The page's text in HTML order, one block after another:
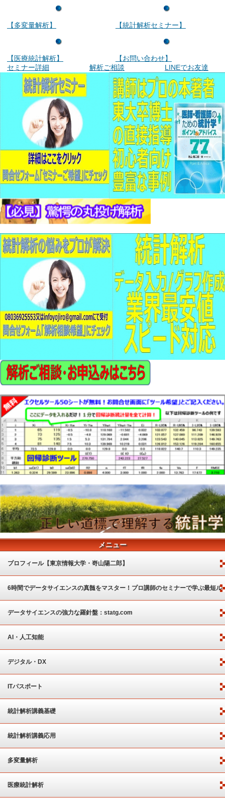
【多変量解析】
【医療統計解析】
【統計解析セミナー】
【お問い合わせ】
セミナー詳細
解析ご相談 LINEでお友達
メニュー
プロフィール【東京情報大学・嵜山陽二郎】
6時間でデータサイエンスの真髄をマスター！プロ講師のセミナーで学ぶ最短ル
ート
データサイエンスの強力な羅針盤：statg.com
AI・人工知能
デジタル・DX
ITパスポート
統計解析講義基礎
統計解析講義応用
多変量解析
医療統計解析